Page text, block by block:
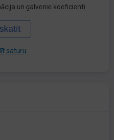
un galvenie koeficienti
saturu